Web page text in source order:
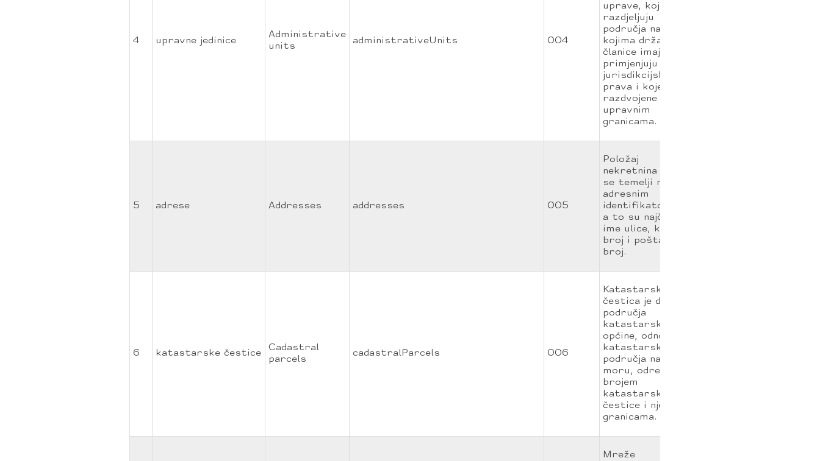
4 upravne jedinice
Administrative
units
administrativeUnits 004
uprave, koje
razdjeljuju
područja na
kojima države
članice imaju i/ili
primjenjuju
jurisdikcijska
prava i koje su
razdvojene
upravnim
granicama.
5 adrese Addresses addresses 005
Položaj
nekretnina koji
se temelji na
adresnim
identifikatorima,
a to su najčešće
ime ulice, kućni
broj i poštanski
broj.
6 katastarske čestice
Cadastral
parcels
cadastralParcels 006
Katastarska
čestica je dio
područja
katastarske
općine, odnosno
katastarskog
područja na
moru, određen
brojem
katastarske
čestice i njezinim
granicama.
Mreže